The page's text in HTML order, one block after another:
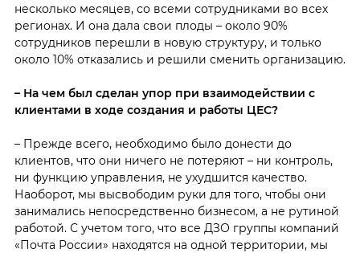
несколько месяцев, со всеми сотрудниками во всех
регионах. И она дала свои плоды – около 90%
сотрудников перешли в новую структуру, и только
около 10% отказались и решили сменить организацию.
– На чем был сделан упор при взаимодействии с
клиентами в ходе создания и работы ЦЕС?
– Прежде всего, необходимо было донести до
клиентов, что они ничего не потеряют – ни контроль,
ни функцию управления, не ухудшится качество.
Наоборот, мы высвободим руки для того, чтобы они
занимались непосредственно бизнесом, а не рутиной
работой. С учетом того, что все ДЗО группы компаний
«Почта России» находятся на одной территории, мы